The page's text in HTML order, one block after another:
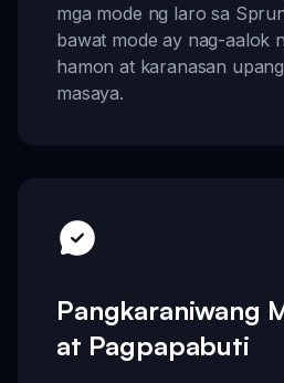
mga mode ng laro sa
bawat mode ay nag-aalok
hamon at karanasan
masaya.
Pangkaraniwang
at Pagpapabuti